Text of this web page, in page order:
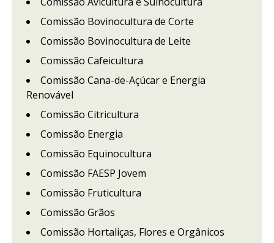
Comissão Bovinocultura de Corte
Comissão Bovinocultura de Leite
Comissão Cafeicultura
Comissão Cana-de-Açúcar e Energia
Renovável
Comissão Citricultura
Comissão Energia
Comissão Equinocultura
Comissão FAESP Jovem
Comissão Fruticultura
Comissão Grãos
Comissão Hortaliças, Flores e Orgânicos